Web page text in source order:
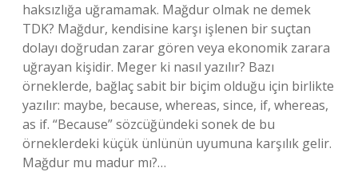
haksızlığa uğramamak. Mağdur olmak ne demek
TDK? Mağdur, kendisine karşı işlenen bir suçtan
dolayı doğrudan zarar gören veya ekonomik zarara
uğrayan kişidir. Meger ki nasıl yazılır? Bazı
örneklerde, bağlaç sabit bir biçim olduğu için birlikte
yazılır: maybe, because, whereas, since, if, whereas,
as if. “Because” sözcüğündeki sonek de bu
örneklerdeki küçük ünlünün uyumuna karşılık gelir.
Mağdur mu madur mı?…